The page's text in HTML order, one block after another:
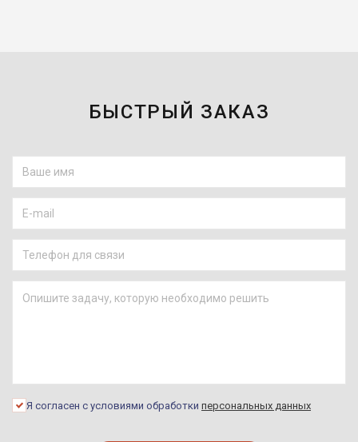
БЫСТРЫЙ ЗАКАЗ
Я согласен с условиями обработки персональных данных